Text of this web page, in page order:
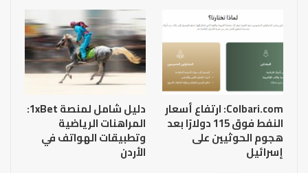
Colbari.com: ارتفاع أسعار
النفط فوق 115 دولارًا بعد
هجوم الحوثيين على
إسرائيل
دليل شامل لمنصة 1xBet:
المراهنات الرياضية
وتطبيقات الهواتف في
الأردن